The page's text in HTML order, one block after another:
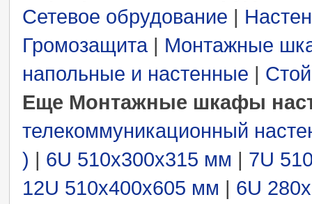
Сетевое обрудование |
Громозащита| Монтажные
напольные и настенные |
Еще Монтажные шкафы
телекоммуникационный
) | 6U 510x300x315 мм | 7U
12U 510x400x605 мм | 6U